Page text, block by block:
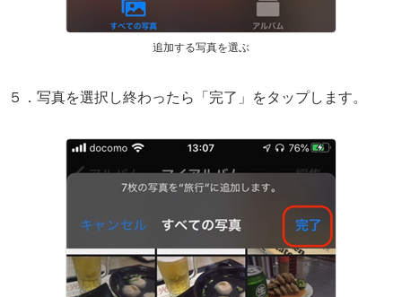
追加する写真を選ぶ
５．写真を選択し終わったら「完了」をタップします。